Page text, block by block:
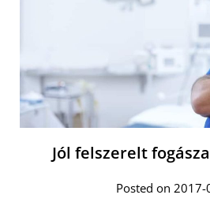
Jól felszerelt
Posted on 2017-